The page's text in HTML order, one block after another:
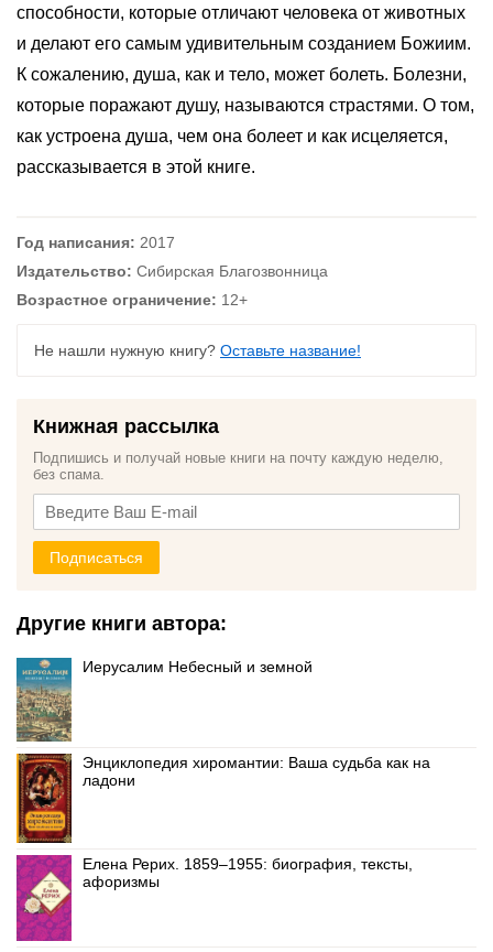
способности, которые отличают человека от животных
и делают его самым удивительным созданием Божиим.
К сожалению, душа, как и тело, может болеть. Болезни,
которые поражают душу, называются страстями. О том,
как устроена душа, чем она болеет и как исцеляется,
рассказывается в этой книге.
Год написания: 2017
Издательство: Сибирская Благозвонница
Возрастное ограничение: 12+
Не нашли нужную книгу? Оставьте название!
Книжная рассылка
Подпишись и получай новые книги на почту каждую неделю,
без спама.
Подписаться
Другие книги автора:
Иерусалим Небесный и земной
Энциклопедия хиромантии: Ваша судьба как на
ладони
Елена Рерих. 1859–1955: биография, тексты,
афоризмы